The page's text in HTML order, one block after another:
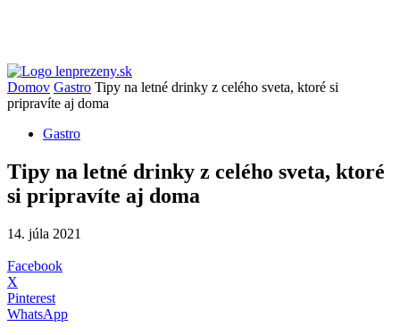
Domov Gastro Tipy na letné drinky z celého sveta, ktoré si
pripravíte aj doma
Gastro
Tipy na letné drinky z celého sveta, ktoré
si pripravíte aj doma
14. júla 2021
Facebook
X
Pinterest
WhatsApp